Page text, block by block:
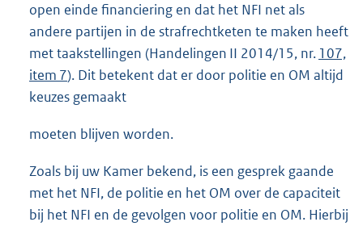
open einde financiering en dat het NFI net als
andere partijen in de strafrechtketen te maken heeft
met taakstellingen (Handelingen II 2014/15, nr. 107,
item 7). Dit betekent dat er door politie en OM altijd
keuzes gemaakt
moeten blijven worden.
Zoals bij uw Kamer bekend, is een gesprek gaande
met het NFI, de politie en het OM over de capaciteit
bij het NFI en de gevolgen voor politie en OM. Hierbij